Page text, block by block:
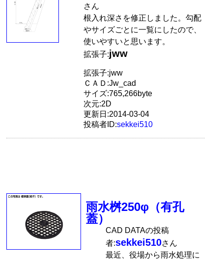
さん
根入れ深さを修正しました。勾配
やサイズごとに一覧にしたので、
使いやすいと思います。
拡張子:jww
拡張子:jww
ＣＡＤ:Jw_cad
サイズ:765,266byte
次元:2D
更新日:2014-03-04
投稿者ID:sekkei510
雨水桝250φ（有孔
蓋）
CAD DATAの投稿
者:sekkei510さん
最近、役場から雨水処理に